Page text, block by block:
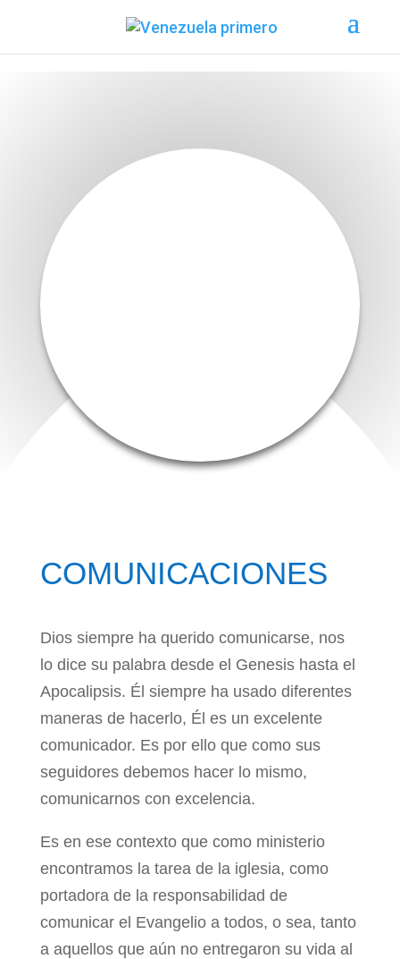
COMUNICACIONES
Dios siempre ha querido comunicarse, nos
lo dice su palabra desde el Genesis hasta el
Apocalipsis. Él siempre ha usado diferentes
maneras de hacerlo, Él es un excelente
comunicador. Es por ello que como sus
seguidores debemos hacer lo mismo,
comunicarnos con excelencia.
Es en ese contexto que como ministerio
encontramos la tarea de la iglesia, como
portadora de la responsabilidad de
comunicar el Evangelio a todos, o sea, tanto
a aquellos que aún no entregaron su vida al